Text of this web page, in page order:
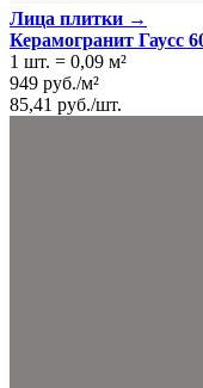
Лица плитки →
Керамогранит Гаусс
1 шт. = 0,09 м²
949 руб./м²
85,41 руб./шт.